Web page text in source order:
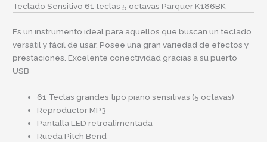
Teclado Sensitivo 61 teclas 5 octavas Parquer K186BK
Es un instrumento ideal para aquellos que buscan un teclado
versátil y fácil de usar. Posee una gran variedad de efectos y
prestaciones. Excelente conectividad gracias a su puerto
USB
61 Teclas grandes tipo piano sensitivas (5 octavas)
Reproductor MP3
Pantalla LED retroalimentada
Rueda Pitch Bend